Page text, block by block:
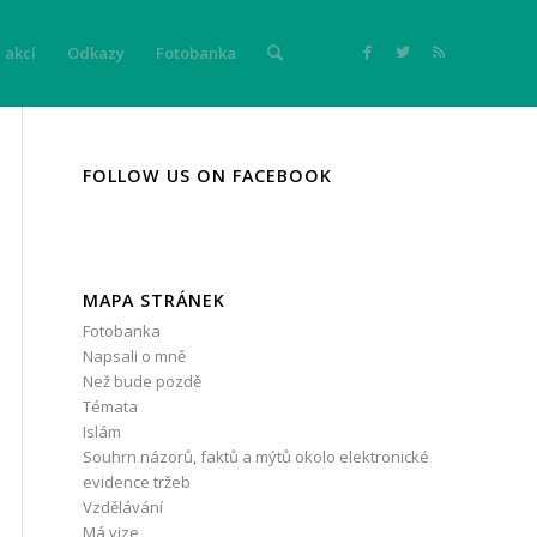
akcí Odkazy Fotobanka
FOLLOW US ON FACEBOOK
MAPA STRÁNEK
Fotobanka
Napsali o mně
Než bude pozdě
Témata
Islám
Souhrn názorů, faktů a mýtů okolo elektronické
evidence tržeb
Vzdělávání
Má vize